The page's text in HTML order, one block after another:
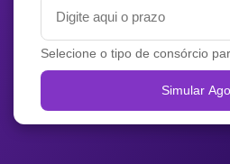
Selecione o tipo de consórcio
Simular